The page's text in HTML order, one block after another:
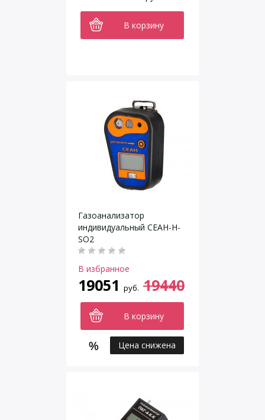
В корзину
Газоанализатор
индивидуальный СЕАН-Н-
SO2
В избранное
19051 руб. 19440
В корзину
Цена снижена